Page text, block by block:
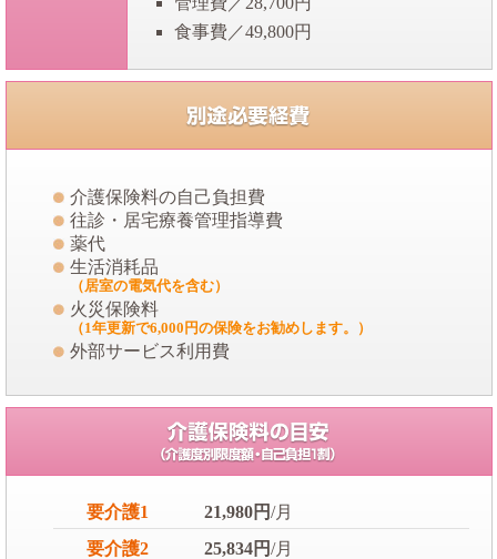
食事費／49,800円
介護保険料の自己負担費
往診・居宅療養管理指導費
薬代
生活消耗品
（居室の電気代を含む）
火災保険料
（1年更新で6,000円の保険をお勧めします。）
外部サービス利用費
要介護1 21,980円/月
要介護2
25,834円/月